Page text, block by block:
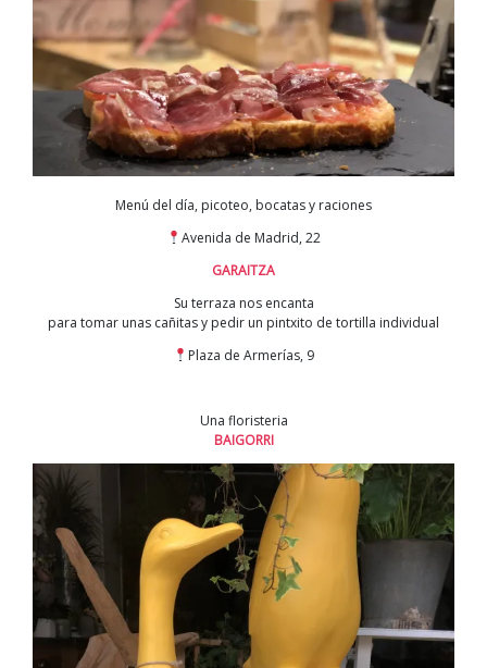
Menú del día, picoteo, bocatas y raciones
Avenida de Madrid, 22
GARAITZA
Su terraza nos encanta
para tomar unas cañitas y pedir un pintxito de tortilla individual
Plaza de Armerías, 9
Una floristeria
BAIGORRI